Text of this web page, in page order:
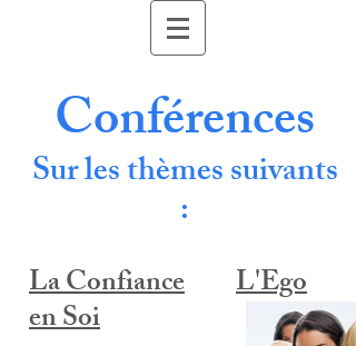
Conférences
Sur les thèmes suivants
:
La Confiance
en Soi
L'Ego